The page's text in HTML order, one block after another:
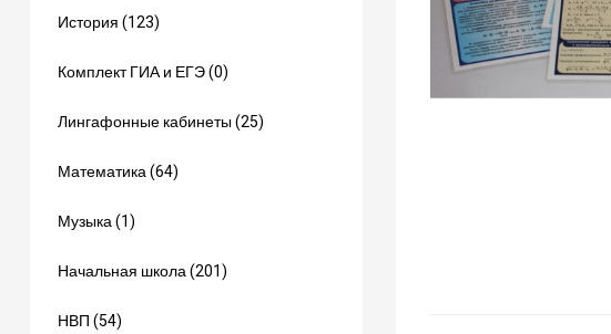
История (123)
Комплект ГИА и ЕГЭ (0)
Лингафонные кабинеты (25)
Математика (64)
Музыка (1)
Начальная школа (201)
НВП (54)